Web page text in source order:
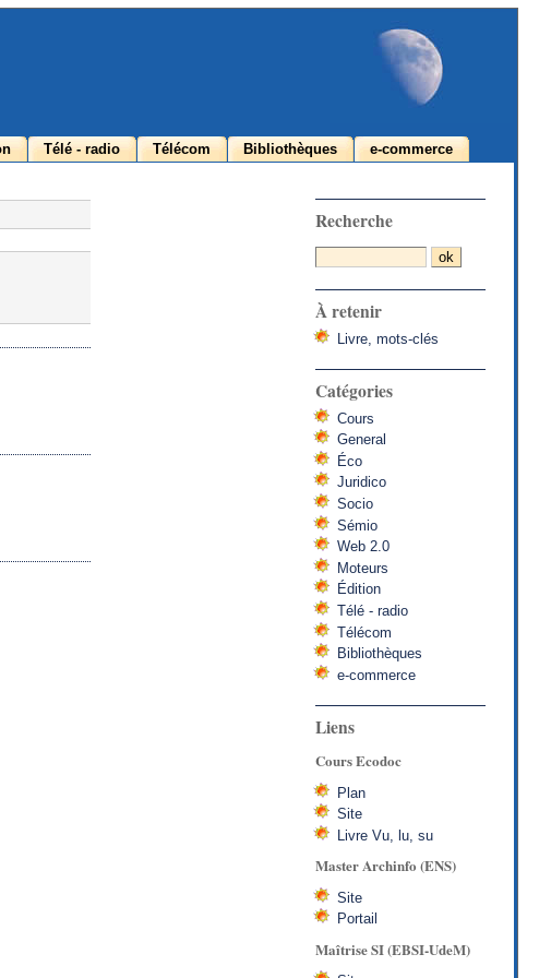
Télé - radio Télécom Bibliothèques e-commerce
Recherche
À retenir
Livre, mots-clés
Catégories
Cours
General
Éco
Juridico
Socio
Sémio
Web 2.0
Moteurs
Édition
Télé - radio
Télécom
Bibliothèques
e-commerce
Liens
Cours Ecodoc
Plan
Site
Livre Vu, lu, su
Master Archinfo (ENS)
Site
Portail
Maîtrise SI (EBSI-UdeM)